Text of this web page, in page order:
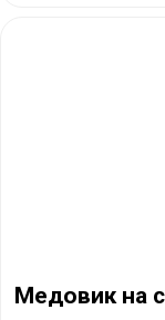
Медовик на